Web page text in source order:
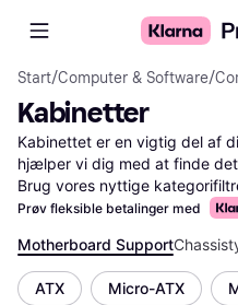
Start/Computer & Software/
Kabinetter
Kabinettet er en vigtig del af
hjælper vi dig med at finde
Brug vores nyttige
størrelse, formfaktor,
får den bedste handel. Læs
i andres erfaringer og træf
Vi har gjort det lettere for dig
Prøv fleksible betalinger med
Motherboard Support
ATX Micro-ATX